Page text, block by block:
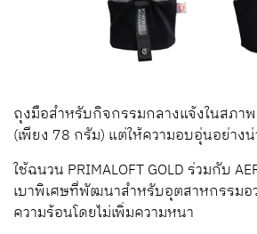
ถุงมือสำหรับกิจกรรมกลางแจ้งในสภา
(เพียง 78 กรัม) แต่ให้ความอบอุ่นอย่าง
ใช้ฉนวน PRIMALOFT GOLD ร่วมกับ
เบาพิเศษที่พัฒนาสำหรับอุตสาหกรรมอ
ความร้อนโดยไม่เพิ่มความหนา